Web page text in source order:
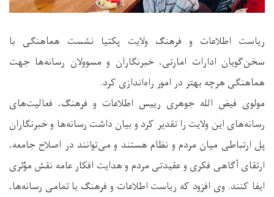
ریاست اطلاعات و فرهنگ ولایت پکتیا نشست هماهنگی با
سخن‌گویان ادارات امارتی، خبرنگاران و مسوولان رسانه‌ها جهت
هماهنگی هرچه بهتر در امور راه‌اندازی کرد.
مولوی فیض الله جوهری رییس اطلاعات و فرهنگ، فعالیت‌های
رسانه‌های این ولایت را تقدیر کرد و بیان داشت رسانه‌ها و خبرنگاران
پل ارتباطی میان مردم و نظام هستند و می‌توانند در اصلاح جامعه،
ارتقای آگاهی فکری و عقیدتی مردم و هدایت افکار عامه نقش مؤثری
ایفا کنند. وی افزود که ریاست اطلاعات و فرهنگ با تمامی رسانه‌ها،